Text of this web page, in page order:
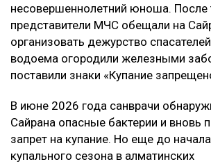
несовершеннолетний юноша. После
представители МЧС обещали на
организовать дежурство
водоема огородили железными
поставили знаки «Купание
В июне 2026 года санврачи
Сайрана опасные бактерии и вновь
запрет на купание. Но еще до
купального сезона в алматинских